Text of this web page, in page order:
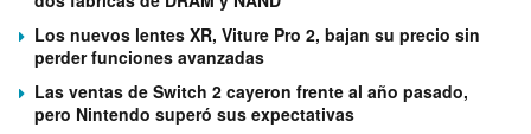
Los nuevos lentes XR, Viture Pro 2, bajan su precio sin
perder funciones avanzadas
Las ventas de Switch 2 cayeron frente al año pasado,
pero Nintendo superó sus expectativas